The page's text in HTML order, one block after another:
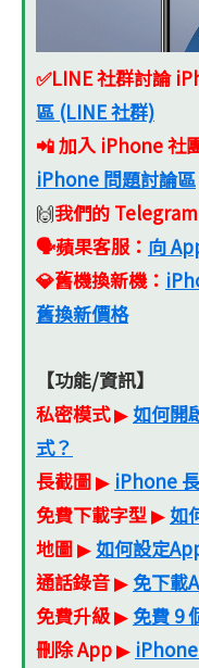
✅LINE 社群討論
區 (LINE 社群)
📲 加入 iPhone 社
iPhone 問題討論區
🙌我們的 Telegram
🗣️蘋果客服： 向
💎舊機換新機：
舊換新價格
【功能/資訊】
私密模式▶ 如何開
式？
長截圖▶ iPhone
免費下載字型▶ 如
地圖▶ 如何設定
通話錄音▶ 免下載
免費升級▶ 免費 9
刪除 App▶